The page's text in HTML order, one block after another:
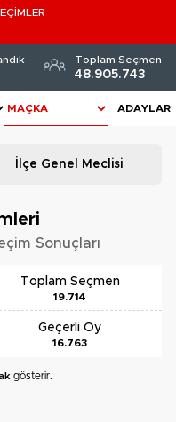
Toplam Seçmen
48.905.743
ADAYLAR
İlçe Genel Meclisi
Sonuçları
Toplam Seçmen
19.714
Geçerli Oy
16.763
gösterir.